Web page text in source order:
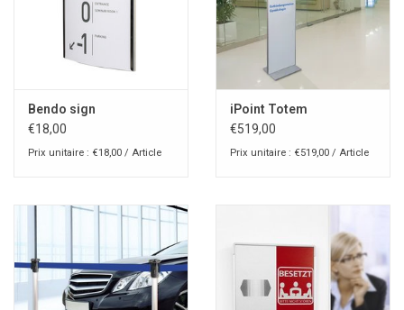
Bendo sign
€18,00
Prix unitaire : €18,00 / Article
iPoint Totem
€519,00
Prix unitaire : €519,00 / Article